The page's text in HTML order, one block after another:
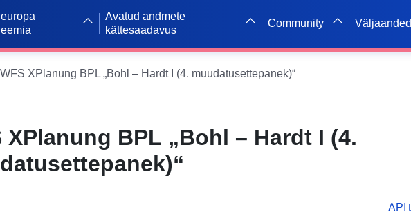
Avatud andmete
kättesaadavus
Community Väljaanded
WFS XPlanung BPL „Bohl – Hardt I (4. muudatusettepanek)“
XPlanung BPL „Bohl – Hardt I (4.
API